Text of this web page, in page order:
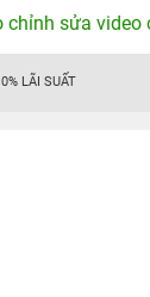
chỉnh sửa video
LÃI SUẤT